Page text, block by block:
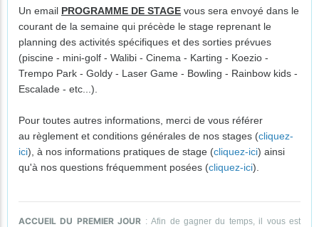
Un email PROGRAMME DE STAGE vous sera envoyé dans le
courant de la semaine qui précède le stage reprenant le
planning des activités spécifiques et des sorties prévues
(piscine - mini-golf - Walibi - Cinema - Karting - Koezio -
Trempo Park - Goldy - Laser Game - Bowling - Rainbow kids -
Escalade - etc...).
Pour toutes autres informations, merci de vous référer
au règlement et conditions générales de nos stages (cliquez-
ici), à nos informations pratiques de stage (cliquez-ici) ainsi
qu'à nos questions fréquemment posées (cliquez-ici).
ACCUEIL DU PREMIER JOUR : Afin de gagner du temps, il vous est